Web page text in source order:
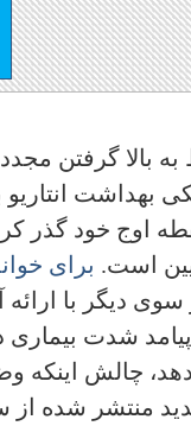
بالا گرفتن
بهداشت انتاریو
است. برای
سوی دیگر با
شدت
دهد، چالش اینکه
منتشر شده از